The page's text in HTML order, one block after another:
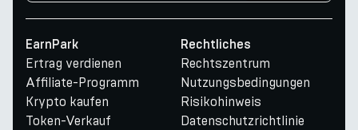
EarnPark
Ertrag verdienen
Affiliate-Programm
Krypto kaufen
Token-Verkauf
Rechtliches
Rechtszentrum
Nutzungsbedingungen
Risikohinweis
Datenschutzrichtlinie